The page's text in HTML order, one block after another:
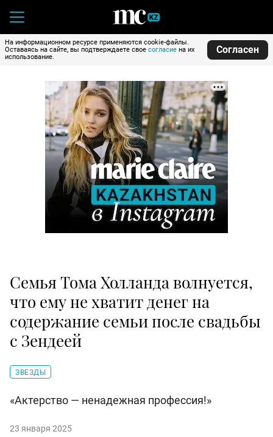
На информационном ресурсе применяются cookie-файлы.
Оставаясь на сайте, вы подтверждаете свое согласие на их
использование.
Согласен
Семья Тома Холланда волнуется,
что ему не хватит денег на
содержание семьи после свадьбы
с Зендеей
ЗВЕЗДЫ
«Актерство — ненадежная профессия!»
23 января 2025